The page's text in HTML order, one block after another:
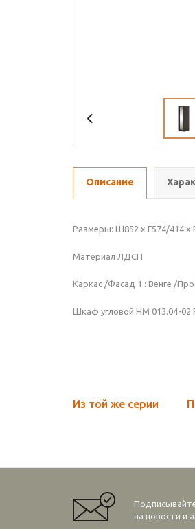
Описание
Размеры: Ш852 х Г574/414 х
Материал ЛДСП
Каркас /Фасад 1 : Венге /
Шкаф угловой НМ 013.04-02
Из той же серии
на новости и